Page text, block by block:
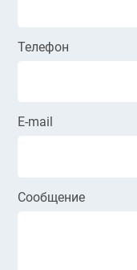
Телефон
E-mail
Сообщение